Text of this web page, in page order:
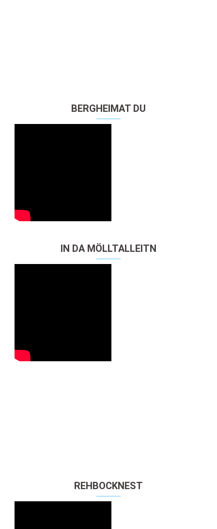
BERGHEIMAT DU
IN DA MÖLLTALLEITN
REHBOCKNEST